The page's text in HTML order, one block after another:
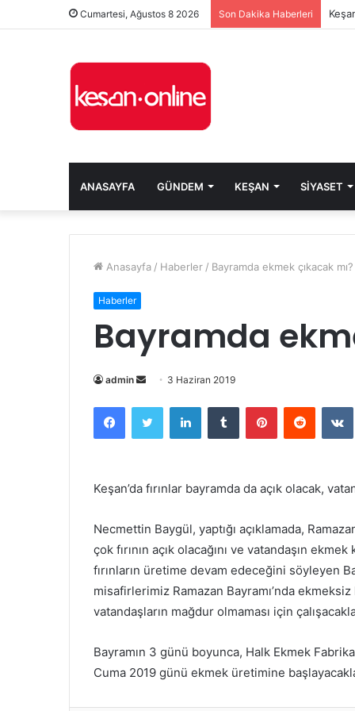
Cumartesi, Ağustos 8 2026 Son Dakika Haberleri
ANASAYFA GÜNDEM KEŞAN SIYASET
Anasayfa / Haberler / Bayramda ekmek çıkacak mı?
Haberler
Bayramda
admin
r
e
o
t
a
g
ö
n
e
r
3 Haziran 2019
Keşan’da fırınlar bayramda da açık olacak,
Necmettin Baygül, yaptığı açıklamada,
çok fırının açık olacağını ve vatandaşın
fırınların üretime devam edeceğini söyleyen
misafirlerimiz Ramazan Bayramı’nda
vatandaşların mağdur olmaması için
Bayramın 3 günü boyunca, Halk Ekmek
Cuma 2019 günü ekmek üretimine